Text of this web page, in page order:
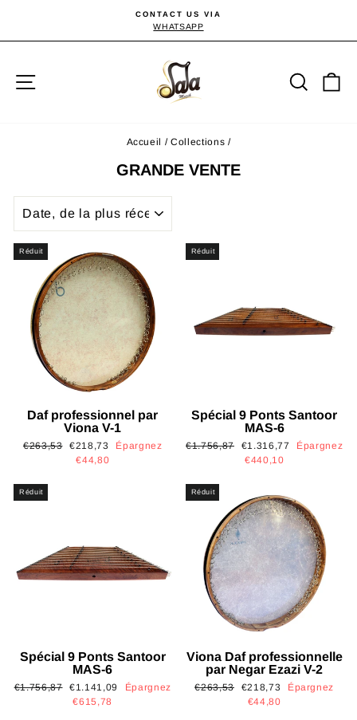
contenu
Diaporama
CONTACT US VIA
WHATSAPP
Accueil / Collections /
GRANDE VENTE
Réduit
Daf professionnel par
Viona V-1
Prix
€263,53
Prix
réduit
€218,73
Épargnez
€44,80
Réduit
Spécial 9 Ponts Santoor
MAS-6
Prix
€1.756,87
Prix
réduit
€1.316,77
Épargnez
€440,10
Réduit
Spécial 9 Ponts Santoor
MAS-6
Prix
€1.756,87
Prix
réduit
€1.141,09
Épargnez
€615,78
Réduit
Viona Daf professionnelle
par Negar Ezazi V-2
Prix
€263,53
Prix
réduit
€218,73
Épargnez
€44,80